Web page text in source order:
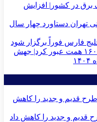
در کشور| افزایش
دستاورد چهار سال
فارس فوراً برگزار شود
درآمدهای عملیاتی بانك ملت از ۱۶۰ همت عبور كرد| جهش
قدیم و جدید را کاهش داد